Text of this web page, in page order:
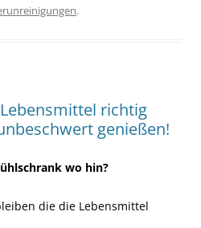
.
richtig
genießen!
wo hin?
die die Lebensmittel